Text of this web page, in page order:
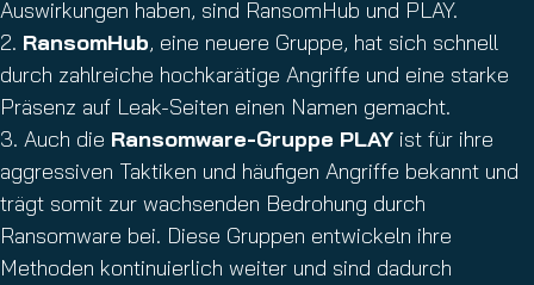
Auswirkungen haben, sind RansomHub und PLAY.
2. RansomHub, eine neuere Gruppe, hat sich schnell
durch zahlreiche hochkarätige Angriffe und eine starke
Präsenz auf Leak-Seiten einen Namen gemacht.
3. Auch die Ransomware-Gruppe PLAY ist für ihre
aggressiven Taktiken und häufigen Angriffe bekannt und
trägt somit zur wachsenden Bedrohung durch
Ransomware bei. Diese Gruppen entwickeln ihre
Methoden kontinuierlich weiter und sind dadurch